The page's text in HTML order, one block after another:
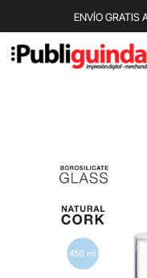
ENVÍO GRATIS